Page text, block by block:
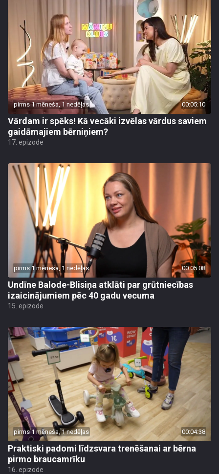
pirms 1 mēneša, 1 nedēļas 00:05:10
Vārdam ir spēks! Kā vecāki izvēlas vārdus saviem
gaidāmajiem bērniņiem?
17. epizode
pirms 1 mēneša, 1 nedēļas 00:05:08
Undīne Balode-Blisiņa atklāti par grūtniecības
izaicinājumiem pēc 40 gadu vecuma
15. epizode
pirms 1 mēneša, 1 nedēļas 00:04:38
Praktiski padomi līdzsvara trenēšanai ar bērna
pirmo braucamrīku
16. epizode